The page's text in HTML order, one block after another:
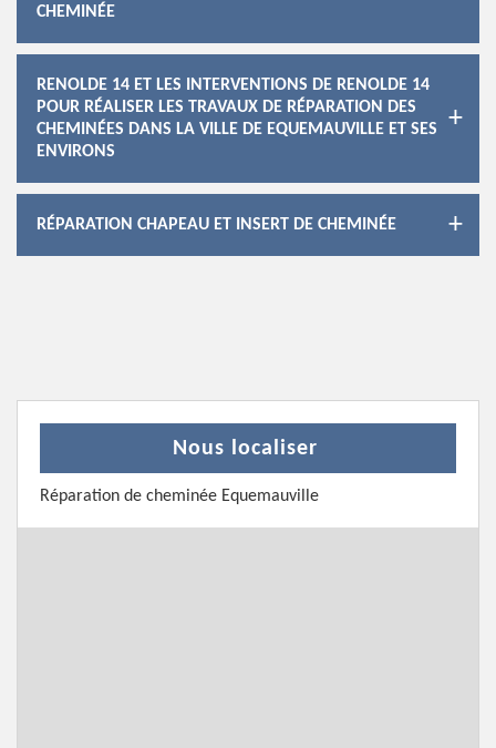
CHEMINÉE
RENOLDE 14 ET LES INTERVENTIONS DE RENOLDE 14
POUR RÉALISER LES TRAVAUX DE RÉPARATION DES
CHEMINÉES DANS LA VILLE DE EQUEMAUVILLE ET SES
ENVIRONS
RÉPARATION CHAPEAU ET INSERT DE CHEMINÉE
Nous localiser
Réparation de cheminée Equemauville